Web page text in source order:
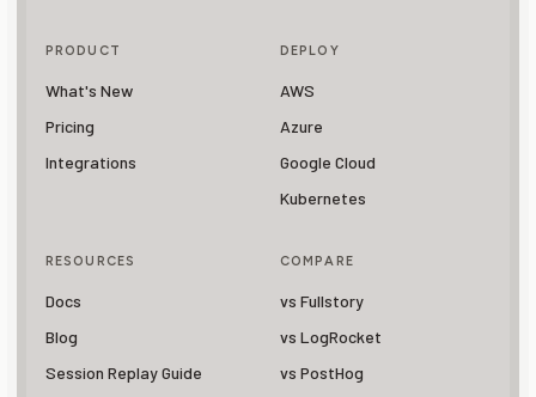
PRODUCT
What's New
Pricing
Integrations
DEPLOY
AWS
Azure
Google Cloud
Kubernetes
RESOURCES
Docs
Blog
Session Replay Guide
COMPARE
vs Fullstory
vs LogRocket
vs PostHog